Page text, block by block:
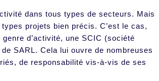
dans tous types de secteurs. Mais
projets bien précis. C’est le cas,
d’activité, une SCIC (société
SARL. Cela lui ouvre de nombreuses
de responsabilité vis-à-vis de ses